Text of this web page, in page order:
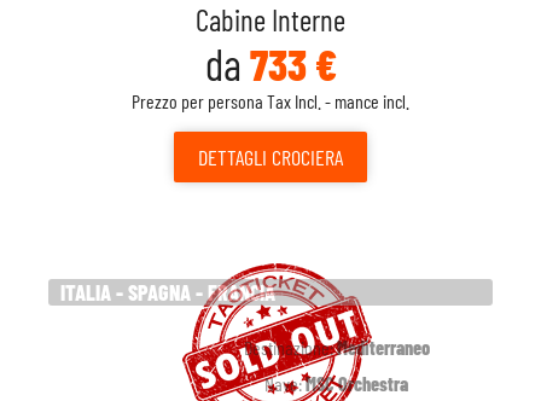
Cabine Interne
da 733 €
Prezzo per persona Tax Incl. - mance incl.
DETTAGLI CROCIERA
ITALIA - SPAGNA - FRANCIA
Destinazione:Mediterraneo
Nave:MSC Orchestra